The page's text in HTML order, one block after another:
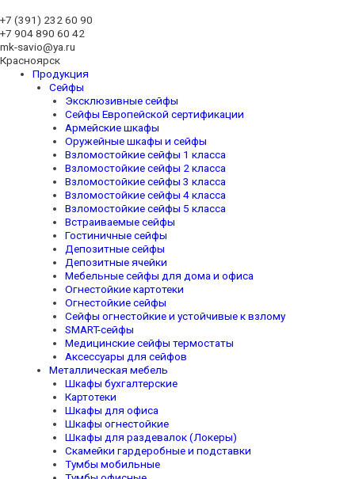
+7 (391) 232 60 90
+7 904 890 60 42
mk-savio@ya.ru
Красноярск
Продукция
Сейфы
Эксклюзивные сейфы
Сейфы Европейской сертификации
Армейские шкафы
Оружейные шкафы и сейфы
Взломостойкие сейфы 1 класса
Взломостойкие сейфы 2 класса
Взломостойкие сейфы 3 класса
Взломостойкие сейфы 4 класса
Взломостойкие сейфы 5 класса
Встраиваемые сейфы
Гостиничные сейфы
Депозитные сейфы
Депозитные ячейки
Мебельные сейфы для дома и офиса
Огнестойкие картотеки
Огнестойкие сейфы
Сейфы огнестойкие и устойчивые к взлому
SMART-сейфы
Медицинские сейфы термостаты
Аксессуары для сейфов
Металлическая мебель
Шкафы бухгалтерские
Картотеки
Шкафы для офиса
Шкафы огнестойкие
Шкафы для раздевалок (Локеры)
Скамейки гардеробные и подставки
Тумбы мобильные